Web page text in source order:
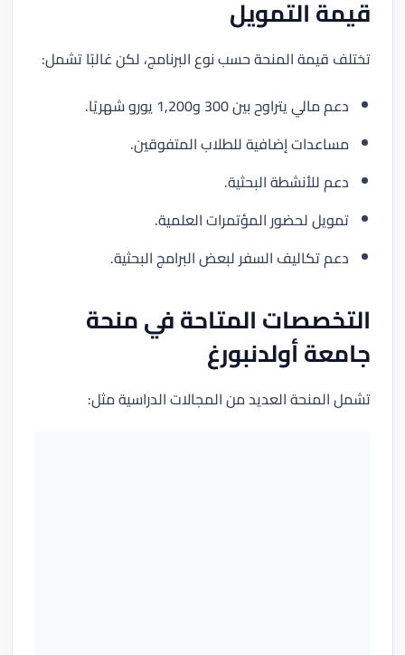
قيمة التمويل
تختلف قيمة المنحة حسب نوع البرنامج، لكن غالبًا تشمل:
دعم مالي يتراوح بين 300 و1,200 يورو شهريًا.
مساعدات إضافية للطلاب المتفوقين.
دعم للأنشطة البحثية.
تمويل لحضور المؤتمرات العلمية.
دعم تكاليف السفر لبعض البرامج البحثية.
التخصصات المتاحة في منحة
جامعة أولدنبورغ
تشمل المنحة العديد من المجالات الدراسية مثل: